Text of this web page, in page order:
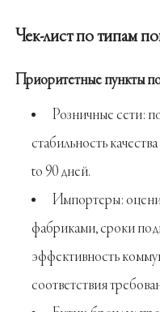
Чек-лист по типам
Приоритетные пункты
Розничные сети:
стабильность
to 90 дней.
Импортеры:
фабриками, сроки
эффективность
соответствия